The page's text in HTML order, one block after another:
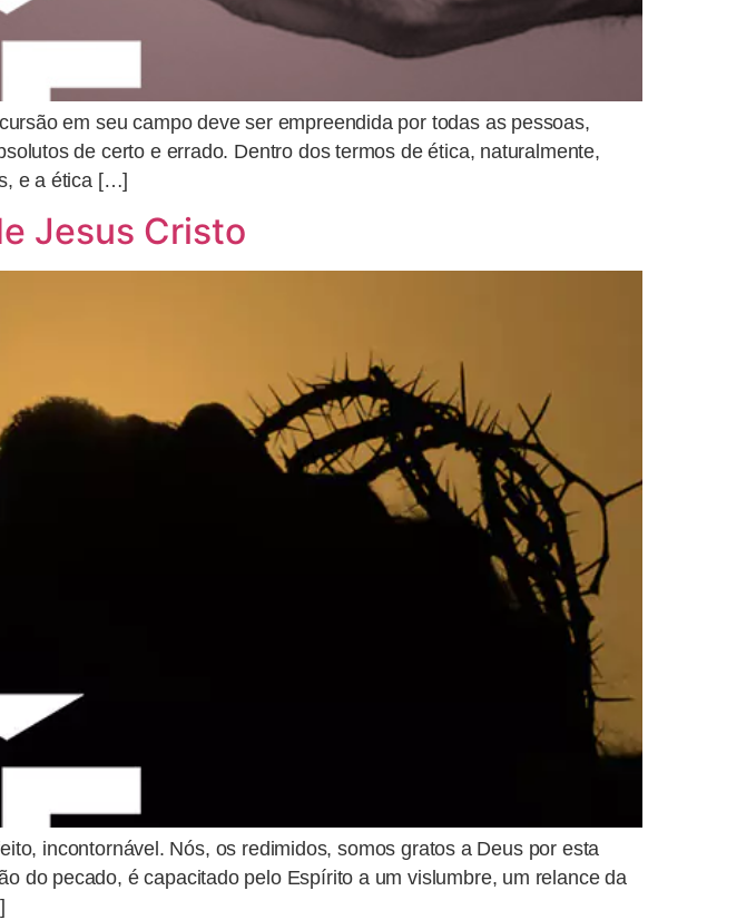
em seu campo deve ser empreendida por todas as pessoas,
de certo e errado. Dentro dos termos de ética, naturalmente,
e a ética […]
Jesus Cristo
incontornável. Nós, os redimidos, somos gratos a Deus por esta
do pecado, é capacitado pelo Espírito a um vislumbre, um relance da